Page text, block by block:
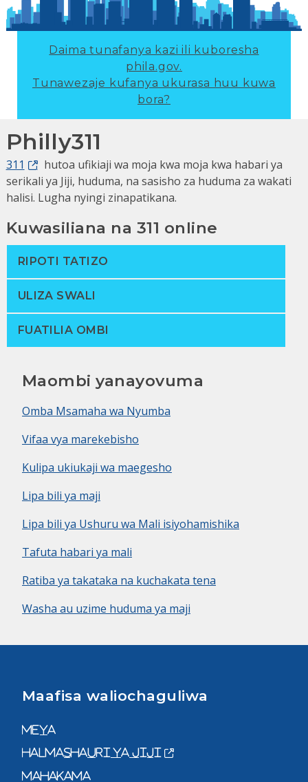
Daima tunafanya kazi ili kuboresha
phila.gov.
Tunawezaje kufanya ukurasa huu kuwa
bora?
Philly311
311
hutoa ufikiaji wa moja kwa moja kwa habari ya
serikali ya Jiji, huduma, na sasisho za huduma za wakati
halisi. Lugha nyingi zinapatikana.
Kuwasiliana na 311 online
RIPOTI TATIZO
ULIZA SWALI
FUATILIA OMBI
Maombi yanayovuma
Omba Msamaha wa Nyumba
Vifaa vya marekebisho
Kulipa ukiukaji wa maegesho
Lipa bili ya maji
Lipa bili ya Ushuru wa Mali isiyohamishika
Tafuta habari ya mali
Ratiba ya takataka na kuchakata tena
Washa au uzime huduma ya maji
Maafisa waliochaguliwa
Meya
Halmashauri ya Jiji
Mahakama